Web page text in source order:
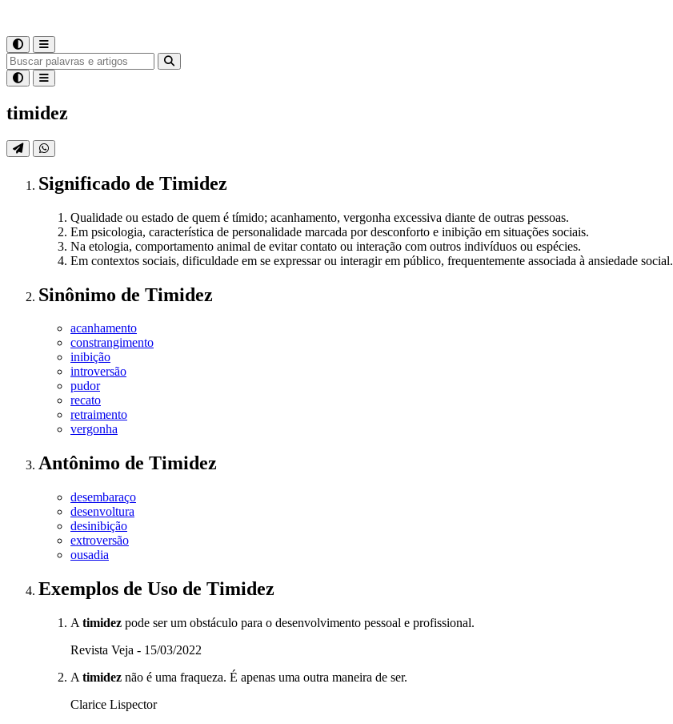
timidez
Significado de Timidez
Qualidade ou estado de quem é tímido; acanhamento, vergonha excessiva diante de outras pessoas.
Em psicologia, característica de personalidade marcada por desconforto e inibição em situações sociais.
Na etologia, comportamento animal de evitar contato ou interação com outros indivíduos ou espécies.
Em contextos sociais, dificuldade em se expressar ou interagir em público, frequentemente associada à ansiedade social.
Sinônimo de Timidez
acanhamento
constrangimento
inibição
introversão
pudor
recato
retraimento
vergonha
Antônimo de Timidez
desembaraço
desenvoltura
desinibição
extroversão
ousadia
Exemplos de Uso de Timidez
A timidez pode ser um obstáculo para o desenvolvimento pessoal e profissional.
Revista Veja - 15/03/2022
A timidez não é uma fraqueza. É apenas uma outra maneira de ser.
Clarice Lispector